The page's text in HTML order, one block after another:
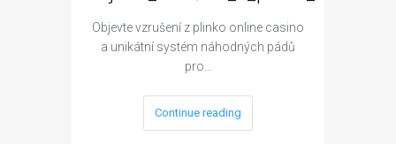
Objevte vzrušení z plinko online casino
a unikátní systém náhodných pádů
pro…
Continue reading